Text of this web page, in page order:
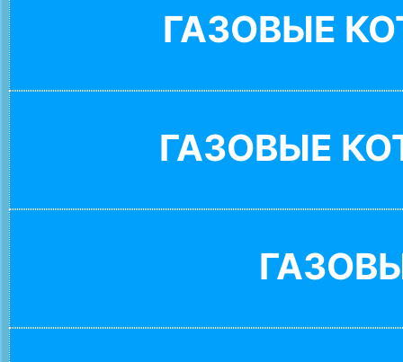
ГАЗОВЫЕ
ГАЗОВЫЕ